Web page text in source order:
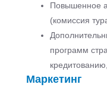
Маркетинг
Повышенное
(комиссия
программ